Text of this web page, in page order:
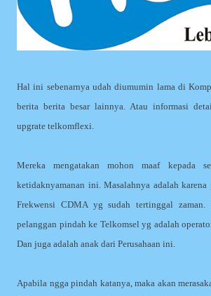
Hal ini sebenarnya udah diumumin lama di
berita berita besar lainnya. Atau informasi
upgrate telkomflexi.
Mereka mengatakan mohon maaf kepada
ketidaknyamanan ini. Masalahnya adalah
Frekwensi CDMA yg sudah tertinggal zaman.
pelanggan pindah ke Telkomsel yg adalah
Dan juga adalah anak dari Perusahaan ini.
Apabila ngga pindah katanya, maka akan